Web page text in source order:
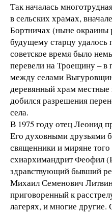
Так началась
в сельских храмах,
Бортничах (ныне окраины
будущему старцу удалось
советское время было
перевели на Троещину – в
между селами
деревянный храм местные
добился разрешения
села.
В 1975 году отец Леонид
Его духовными друзьями
священники и миряне
схиархимандрит Феофил
здравствующий бывший
Михаил Семенович
приговоренный к
лагерях, и многие